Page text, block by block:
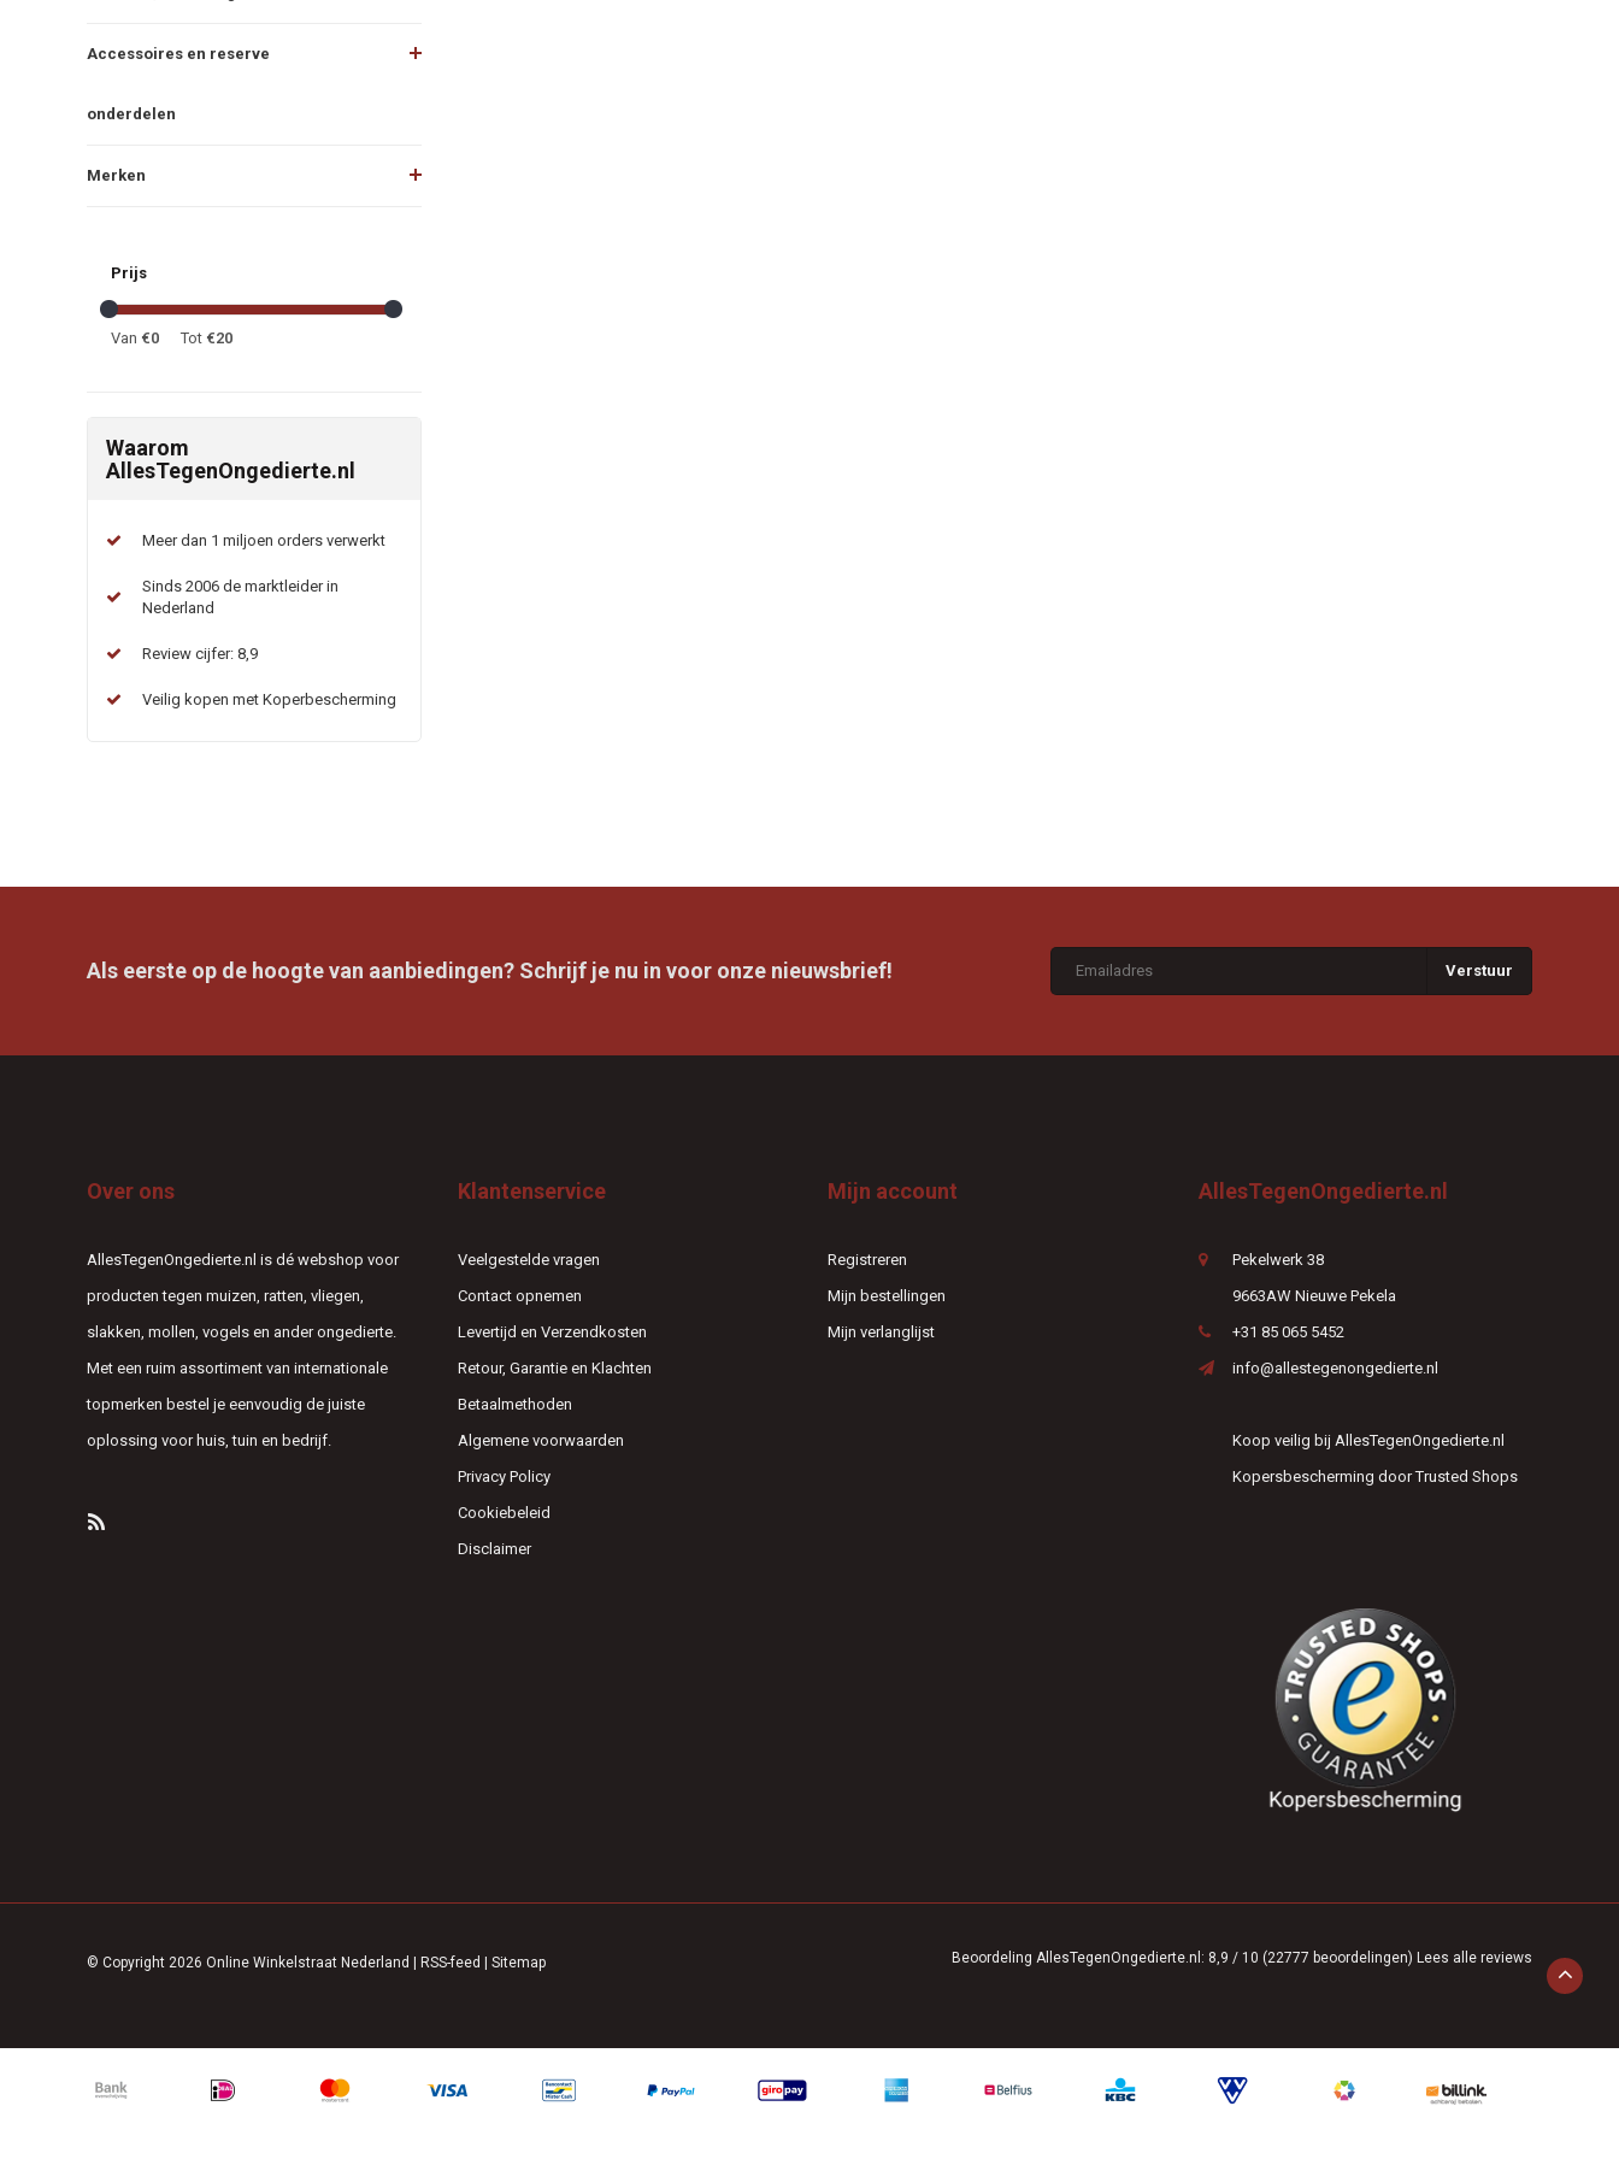
Accessoires en reserve
onderdelen
Merken
Prijs
Van €0 Tot €20
Waarom
AllesTegenOngedierte.nl
Meer dan 1 miljoen orders verwerkt
Sinds 2006 de marktleider in
Nederland
Review cijfer: 8,9
Veilig kopen met Koperbescherming
Als eerste op de hoogte van aanbiedingen? Schrijf je nu in voor onze nieuwsbrief! Verstuur
Over ons
AllesTegenOngedierte.nl is dé webshop voor
producten tegen muizen, ratten, vliegen,
slakken, mollen, vogels en ander ongedierte.
Met een ruim assortiment van internationale
topmerken bestel je eenvoudig de juiste
oplossing voor huis, tuin en bedrijf.
Klantenservice
Veelgestelde vragen
Contact opnemen
Levertijd en Verzendkosten
Retour, Garantie en Klachten
Betaalmethoden
Algemene voorwaarden
Privacy Policy
Cookiebeleid
Disclaimer
Mijn account
Registreren
Mijn bestellingen
Mijn verlanglijst
AllesTegenOngedierte.nl
Pekelwerk 38
9663AW Nieuwe Pekela
+31 85 065 5452
info@allestegenongedierte.nl
Koop veilig bij AllesTegenOngedierte.nl
Kopersbescherming door Trusted Shops
© Copyright 2026 Online Winkelstraat Nederland RSS-feed Sitemap Beoordeling AllesTegenOngedierte.nl : 8,9 / 10 (22777 beoordelingen) Lees alle reviews